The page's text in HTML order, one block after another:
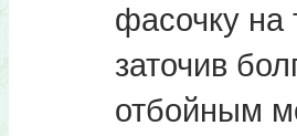
фасочку на
заточив
отбойным